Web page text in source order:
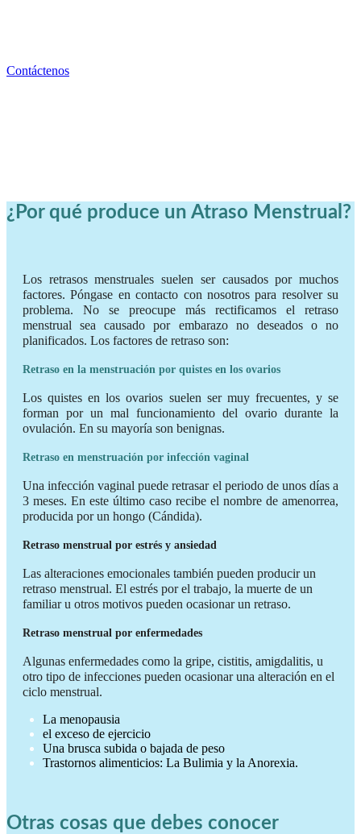
Contáctenos
¿Por qué produce un Atraso Menstrual?
Los retrasos menstruales suelen ser causados por muchos
factores. Póngase en contacto con nosotros para resolver su
problema. No se preocupe más rectificamos el retraso
menstrual sea causado por embarazo no deseados o no
planificados. Los factores de retraso son:
Retraso en la menstruación por quistes en los ovarios
Los quistes en los ovarios suelen ser muy frecuentes, y se
forman por un mal funcionamiento del ovario durante la
ovulación. En su mayoría son benignas.
Retraso en menstruación por infección vaginal
Una infección vaginal puede retrasar el periodo de unos días a
3 meses. En este último caso recibe el nombre de amenorrea,
producida por un hongo (Cándida).
Retraso menstrual por estrés y ansiedad
Las alteraciones emocionales también pueden producir un
retraso menstrual. El estrés por el trabajo, la muerte de un
familiar u otros motivos pueden ocasionar un retraso.
Retraso menstrual por enfermedades
Algunas enfermedades como la gripe, cistitis, amigdalitis, u
otro tipo de infecciones pueden ocasionar una alteración en el
ciclo menstrual.
La menopausia
el exceso de ejercicio
Una brusca subida o bajada de peso
Trastornos alimenticios: La Bulimia y la Anorexia.
Otras cosas que debes conocer